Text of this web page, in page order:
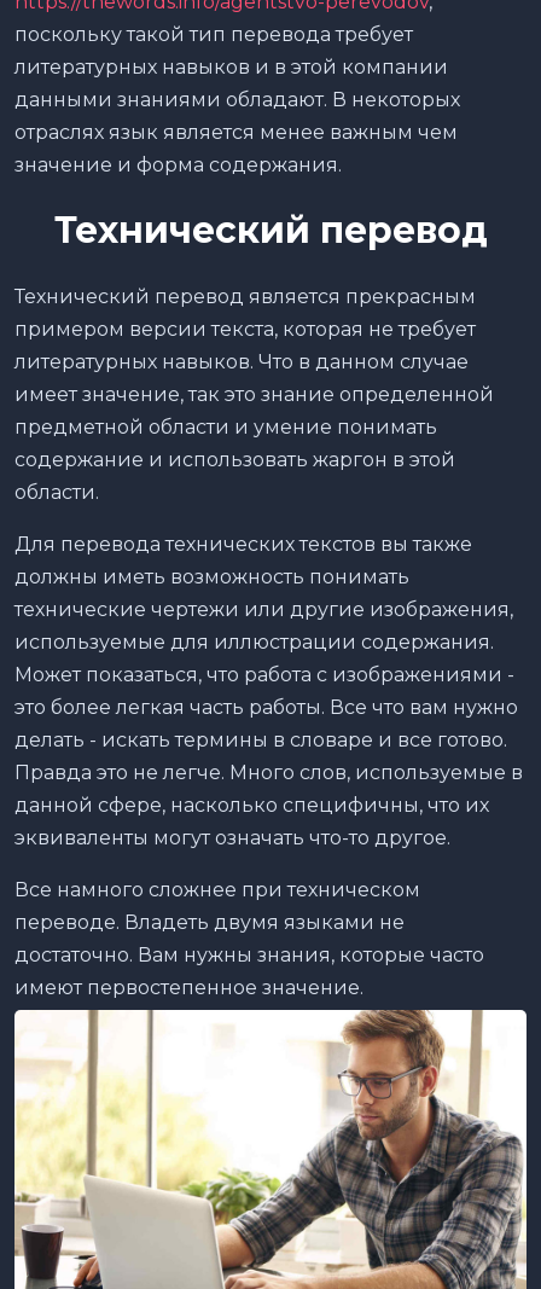
поскольку такой тип перевода требует
литературных навыков и в этой компании
данными знаниями обладают. В некоторых
отраслях язык является менее важным чем
значение и форма содержания.
Технический перевод
Технический перевод является прекрасным
примером версии текста, которая не требует
литературных навыков. Что в данном случае
имеет значение, так это знание определенной
предметной области и умение понимать
содержание и использовать жаргон в этой
области.
Для перевода технических текстов вы также
должны иметь возможность понимать
технические чертежи или другие изображения,
используемые для иллюстрации содержания.
Может показаться, что работа с изображениями -
это более легкая часть работы. Все что вам нужно
делать - искать термины в словаре и все готово.
Правда это не легче. Много слов, используемые в
данной сфере, насколько специфичны, что их
эквиваленты могут означать что-то другое.
Все намного сложнее при техническом
переводе. Владеть двумя языками не
достаточно. Вам нужны знания, которые часто
имеют первостепенное значение.